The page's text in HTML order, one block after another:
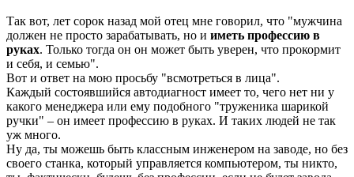
Так вот, лет сорок назад мой отец мне говорил, что "мужчина
должен не просто зарабатывать, но и иметь профессию в
руках. Только тогда он он может быть уверен, что прокормит
и себя, и семью".
Вот и ответ на мою просьбу "всмотреться в лица".
Каждый состоявшийся автодиагност имеет то, чего нет ни у
какого менеджера или ему подобного "труженика шарикой
ручки" – он имеет профессию в руках. И таких людей не так
уж много.
Ну да, ты можешь быть классным инженером на заводе, но без
своего станка, который управляется компьютером, ты никто,